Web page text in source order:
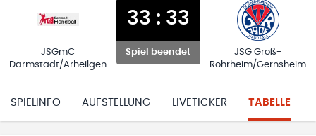
JSGmC
Darmstadt/Arheilgen
33 : 33
Spiel beendet
JSG Groß-
Rohrheim/Gernsheim
SPIELINFO AUFSTELLUNG LIVETICKER TABELLE